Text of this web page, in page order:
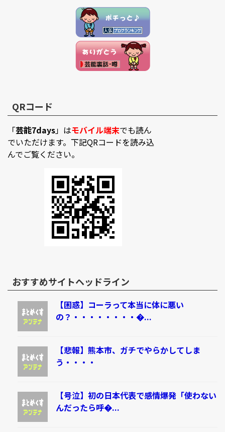
QRコード
「芸能7days」はモバイル端末でも読ん
でいただけます。下記QRコードを読み込
んでご覧ください。
おすすめサイトヘッドライン
【困惑】コーラって本当に体に悪い
の？・・・・・・・・�...
【悲報】熊本市、ガチでやらかしてしま
う・・・・
【号泣】初の日本代表で感情爆発「使わない
んだったら呼�...